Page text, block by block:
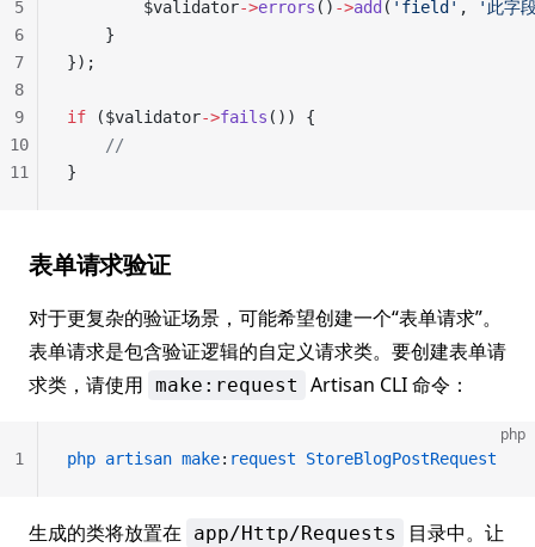
        $validator
->errors () ->add ( 'field' ,
'此字
    }
});
if ($validator->fails ()) {
    //
}
5
6
7
8
9
10
11
表单请求验证
对于更复杂的验证场景，可能希望创建一个“表单请求”。
表单请求是包含验证逻辑的自定义请求类。要创建表单请
求类，请使用 make:request Artisan CLI 命令：
php
php artisan make: request StoreBlogPostRequest
1
生成的类将放置在 app/Http/Requests
目录中。让